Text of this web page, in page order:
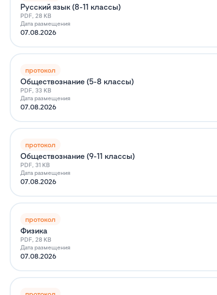
Русский язык (8-11 классы)
PDF, 28 KB
Дата размещения
07.08.2026
протокол
Обществознание (5-8 классы)
PDF, 33 KB
Дата размещения
07.08.2026
протокол
Обществознание (9-11 классы)
PDF, 31 KB
Дата размещения
07.08.2026
протокол
Физика
PDF, 28 KB
Дата размещения
07.08.2026